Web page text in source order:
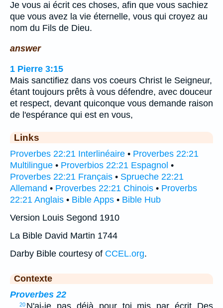
Je vous ai écrit ces choses, afin que vous sachiez
que vous avez la vie éternelle, vous qui croyez au
nom du Fils de Dieu.
answer
1 Pierre 3:15
Mais sanctifiez dans vos coeurs Christ le Seigneur,
étant toujours prêts à vous défendre, avec douceur
et respect, devant quiconque vous demande raison
de l'espérance qui est en vous,
Links
Proverbes 22:21 Interlinéaire • Proverbes 22:21
Multilingue • Proverbios 22:21 Espagnol •
Proverbes 22:21 Français • Sprueche 22:21
Allemand • Proverbes 22:21 Chinois • Proverbs
22:21 Anglais • Bible Apps • Bible Hub
Version Louis Segond 1910
La Bible David Martin 1744
Darby Bible courtesy of CCEL.org.
Contexte
Proverbes 22
20 N'ai-je pas déjà pour toi mis par écrit Des